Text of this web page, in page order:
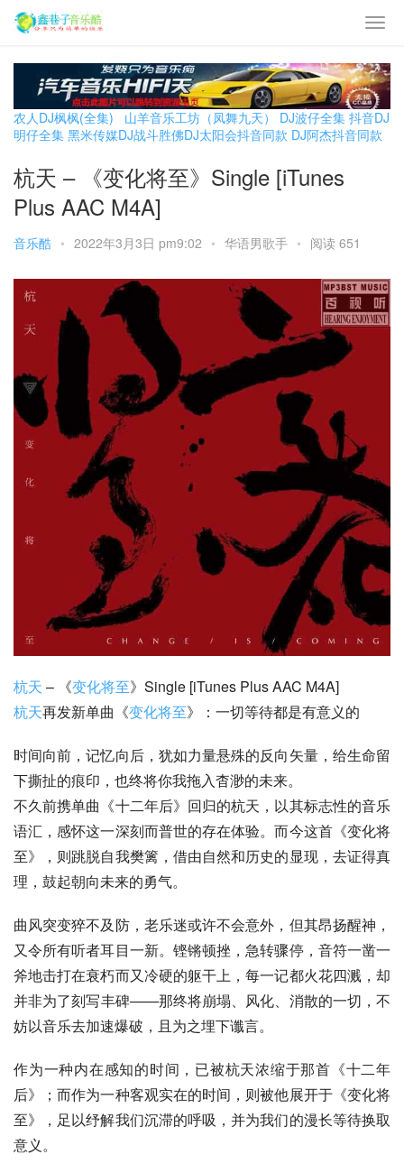
农人DJ枫枫(全集) 山羊音乐工坊（凤舞九天） DJ波仔全集 抖音DJ
明仔全集 黑米传媒DJ战斗胜佛DJ太阳会抖音同款 DJ阿杰抖音同款
杭天 – 《变化将至》Single [iTunes
Plus AAC M4A]
音乐酷 • 2022年3月3日 pm9:02 • 华语男歌手 • 阅读 651
杭天 – 《变化将至》Single [iTunes Plus AAC M4A]
杭天再发新单曲《变化将至》：一切等待都是有意义的
时间向前，记忆向后，犹如力量悬殊的反向矢量，给生命留
下撕扯的痕印，也终将你我拖入杳渺的未来。
不久前携单曲《十二年后》回归的杭天，以其标志性的音乐
语汇，感怀这一深刻而普世的存在体验。而今这首《变化将
至》，则跳脱自我樊篱，借由自然和历史的显现，去证得真
理，鼓起朝向未来的勇气。
曲风突变猝不及防，老乐迷或许不会意外，但其昂扬醒神，
又令所有听者耳目一新。铿锵顿挫，急转骤停，音符一凿一
斧地击打在衰朽而又冷硬的躯干上，每一记都火花四溅，却
并非为了刻写丰碑——那终将崩塌、风化、消散的一切，不
妨以音乐去加速爆破，且为之埋下谶言。
作为一种内在感知的时间，已被杭天浓缩于那首《十二年
后》；而作为一种客观实在的时间，则被他展开于《变化将
至》，足以纾解我们沉滞的呼吸，并为我们的漫长等待换取
意义。